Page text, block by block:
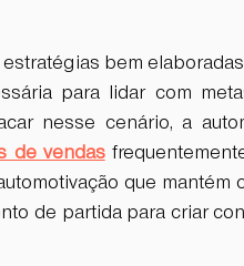
bem
para lidar com
nesse cenário, a
de vendas
que mantém
de partida para criar